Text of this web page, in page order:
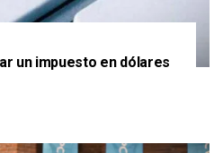
un impuesto en dólares